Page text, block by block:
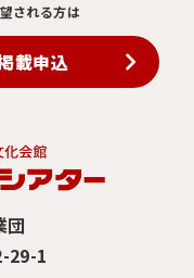
される方は
載申込
団
29-1